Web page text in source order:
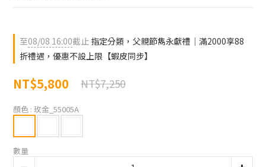
至08/08 16:00截止 指定分類，父親節雋永獻禮｜滿2000享88
折禮遇，優惠不設上限【蝦皮同步】
NT$5,800 NT$7,250
顏色 : 玫金_55005A
數量